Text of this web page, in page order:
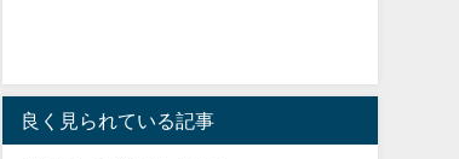
良く見られている記事